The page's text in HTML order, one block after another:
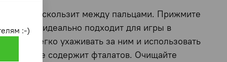
легко скользит между пальцами. Прижмите
он идеально подходит для игры в
легко ухаживать за ним и использовать
тела и не содержит фталатов. Очищайте
:-)